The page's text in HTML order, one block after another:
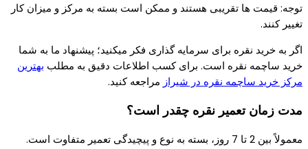
توجه: قیمت‌ ها تقریبی هستند و ممکن است بسته به مرکز و میزان کار
تغییر کنند.
اگر به خرید نقره برای سرمایه گذاری فکر میکنید؛ پیشنهاد ما به شما
خرید ساچمه نقره است. برای کسب اطلاعات دقیق به مطلب بهترین
مرکز خرید ساچمه نقره در شیراز مراجعه کنید.
مدت زمان تعمیر نقره چقدر است؟
معمولاً بین 2 تا 7 روز، بسته به نوع و پیچیدگی تعمیر متفاوت است.